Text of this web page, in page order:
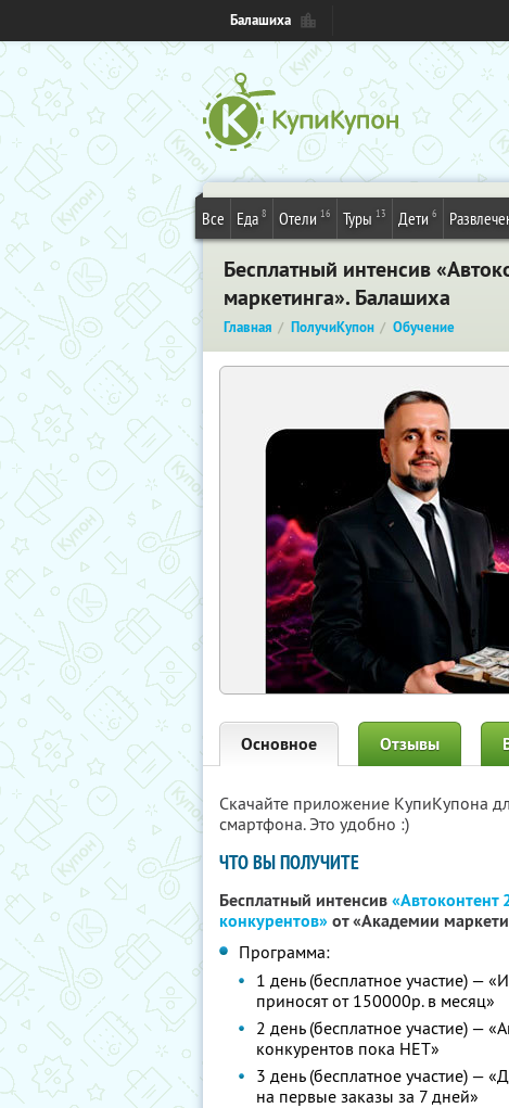
Балашиха
Все Еда 8 Отели 16 Туры 13 Дети 6
Бесплатный интенсив
маркетинга». Балашиха
Главная ПолучиКупон Обучение
Основное Отзывы
Скачайте приложение КупиКупона
смартфона. Это удобно :)
ЧТО ВЫ ПОЛУЧИТЕ
Бесплатный интенсив«Автоконтент
конкурентов»от «Академии
Программа:
1 день (бесплатное участие) —
приносят от 150000р. в месяц»
2 день (бесплатное участие) —
конкурентов пока НЕТ»
3 день (бесплатное участие) —
на первые заказы за 7 дней»